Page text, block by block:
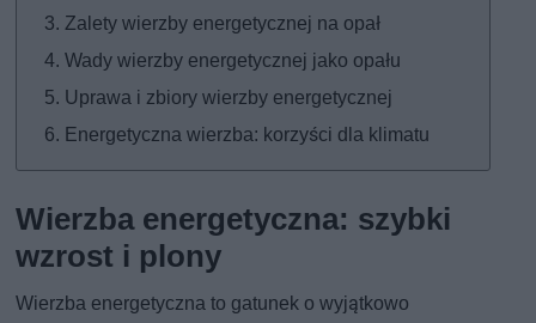
Zalety wierzby energetycznej na opał
Wady wierzby energetycznej jako opału
Uprawa i zbiory wierzby energetycznej
Energetyczna wierzba: korzyści dla klimatu
Wierzba energetyczna: szybki
wzrost i plony
Wierzba energetyczna to gatunek o wyjątkowo